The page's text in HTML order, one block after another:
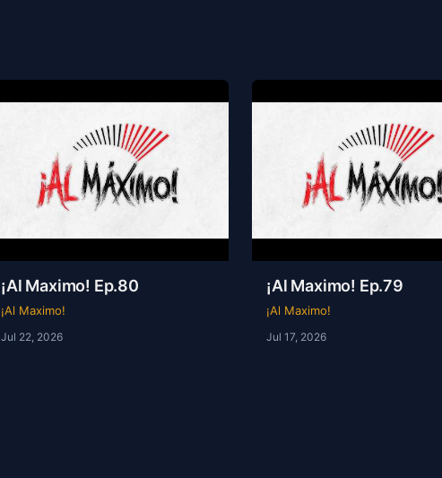
¡Al Maximo! Ep.80
¡Al Maximo!
Jul 22, 2026
¡Al Maximo! Ep.79
¡Al Maximo!
Jul 17, 2026